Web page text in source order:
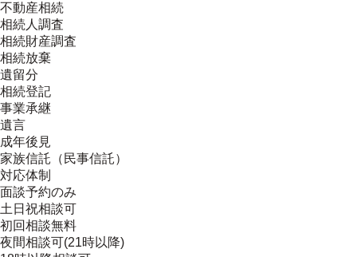
不動産相続
相続人調査
相続財産調査
相続放棄
遺留分
相続登記
事業承継
遺言
成年後見
家族信託（民事信託）
対応体制
面談予約のみ
土日祝相談可
初回相談無料
夜間相談可(21時以降)